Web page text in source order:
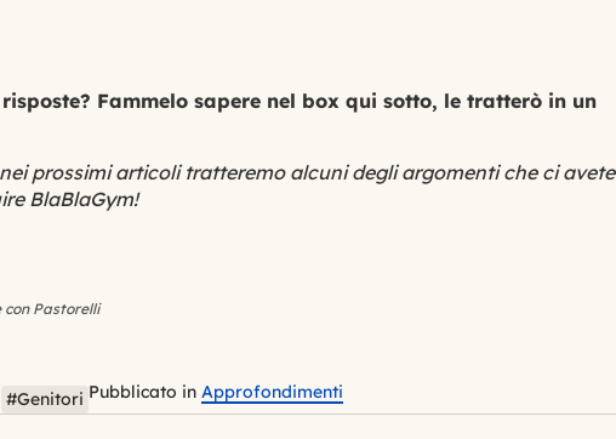
Fammelo sapere nel box qui sotto, le tratterò in un
prossimi articoli tratteremo alcuni degli argomenti che ci avete
BlaBlaGym!
con Pastorelli
#Genitori Pubblicato in Approfondimenti